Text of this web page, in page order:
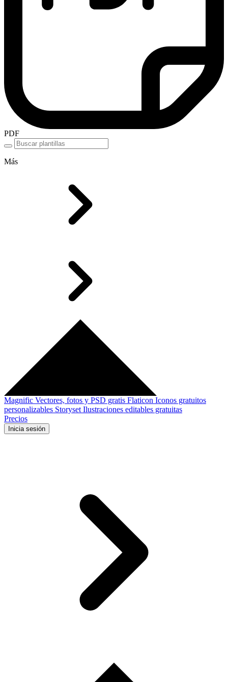
PDF
Más
Magnific Vectores, fotos y PSD gratis Flaticon Iconos gratuitos
personalizables Storyset Ilustraciones editables gratuitas
Precios
Inicia sesión